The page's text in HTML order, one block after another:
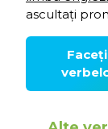
ascultați